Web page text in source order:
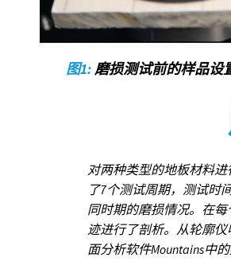
图1:磨损测试前的样品设
对两种类型的地板材料
了7个测试周期，测试时
同时期的磨损情况。在每
迹进行了剖析。从轮廓仪
面分析软件Mountains中